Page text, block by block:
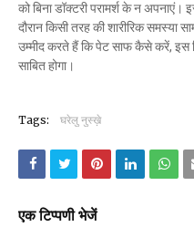
को बिना डॉक्टरी परामर्श के न
दौरान किसी तरह की शारीरिक समस्या
उम्मीद करते हैं कि पेट साफ कैसे करें, इस
साबित होगा।
Tags: घरेलु नुस्ख़े
एक टिप्पणी भेजें